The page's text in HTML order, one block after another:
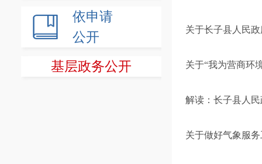
依申请
公开
基层政务公开
关于长子县人民
关于“我为营商环
解读：长子县人
关于做好气象服